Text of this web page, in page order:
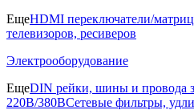
ЕщеHDMI переключатели/
телевизоров, ресиверов
Электрооборудование
ЕщеDIN рейки, шины и провода
220В/380ВСетевые фильтры,